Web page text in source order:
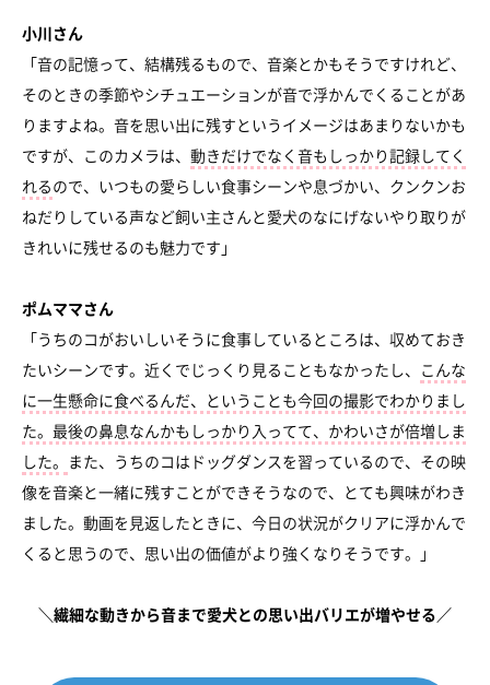
小川さん
「音の記憶って、結構残るもので、音楽とかもそうですけれど、
そのときの季節やシチュエーションが音で浮かんでくることがあ
りますよね。音を思い出に残すというイメージはあまりないかも
ですが、このカメラは、 動きだけでなく音もしっかり記録してく
れるので、いつもの愛らしい食事シーンや息づかい、クンクンお
ねだりしている声など飼い主さんと愛犬のなにげないやり取りが
きれいに残せるのも魅力です」
ポムママさん
「うちのコがおいしいそうに食事しているところは、収めておき
たいシーンです。近くでじっくり見ることもなかったし、 こんな
に一生懸命に食べるんだ、ということも今回の撮影でわかりまし
た。最後の鼻息なんかもしっかり入ってて、かわいさが倍増しま
した。 また、うちのコはドッグダンスを習っているので、その映
像を音楽と一緒に残すことができそうなので、とても興味がわき
ました。動画を見返したときに、今日の状況がクリアに浮かんで
くると思うので、思い出の価値がより強くなりそうです。」
＼繊細な動きから音まで愛犬との思い出バリエが増やせる／